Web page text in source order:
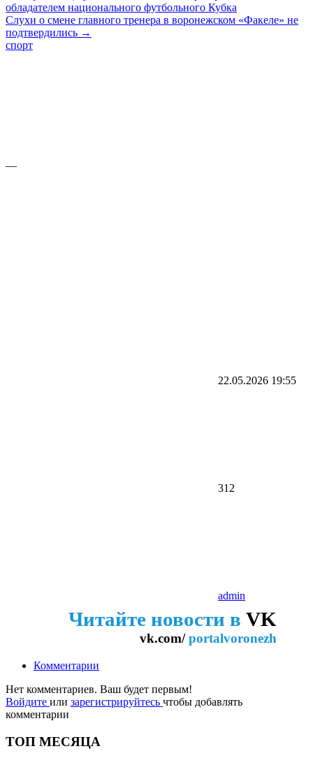
обладателем национального футбольного Кубка
Слухи о смене главного тренера в воронежском «Факеле» не
подтвердились →
спорт
—
22.05.2026 19:55
312
admin
Читайте новости в VK
vk.com/portalvoronezh
Комментарии
Нет комментариев. Ваш будет первым!
Войдите или зарегистрируйтесь чтобы добавлять
комментарии
ТОП МЕСЯЦА